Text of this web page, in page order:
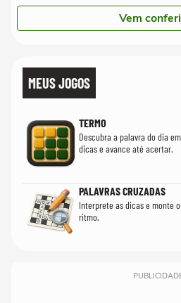
Vem
MEUS JOGOS
TERMO
Descubra a palavra do dia
dicas e avance até acertar.
PALAVRAS CRUZADAS
Interprete as dicas e monte
ritmo.